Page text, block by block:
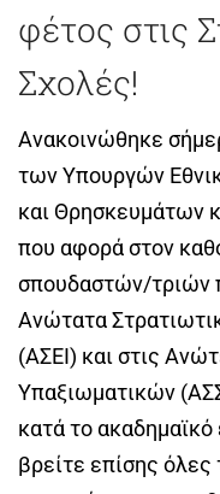
φέτος στις
Σχολές!
Ανακοινώθηκε
των Υπουργών
και Θρησκευµάτων
που αφορά στον
σπουδαστών/τριών
Ανώτατα
(ΑΣΕΙ) και στις
Υπαξιωματικών
κατά το
βρείτε επίσης